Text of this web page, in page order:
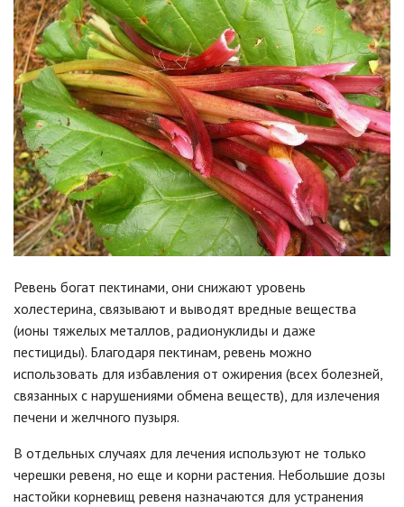
Ревень богат пектинами, они снижают уровень
холестерина, связывают и выводят вредные вещества
(ионы тяжелых металлов, радионуклиды и даже
пестициды). Благодаря пектинам, ревень можно
использовать для избавления от ожирения (всех болезней,
связанных с нарушениями обмена веществ), для излечения
печени и желчного пузыря.
В отдельных случаях для лечения используют не только
черешки ревеня, но еще и корни растения. Небольшие дозы
настойки корневищ ревеня назначаются для устранения